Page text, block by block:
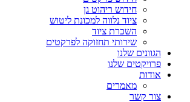
חידוש ריהוט גן
ציוד נלווה למכונת ליטוש
השכרת ציוד
שירותי תחזוקה לפרקטים
הגוונים שלנו
פרויקטים שלנו
אודות
מאמרים
צור קשר